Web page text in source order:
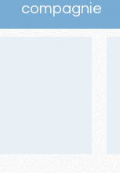
compagnie